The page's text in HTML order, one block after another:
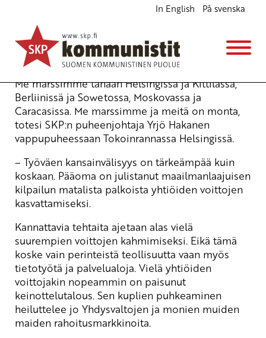
In English På svenska
Työväen ja nuorison vappujuhlassa
Ajankohtaista
14.5.2008 - 11:10
Yrjö Hakanen
Me marssimme tänään Helsingissä ja Kittilässä,
Berliinissä ja Sowetossa, Moskovassa ja
Caracasissa. Me marssimme ja meitä on monta,
totesi SKP:n puheenjohtaja Yrjö Hakanen
vappupuheessaan Tokoinrannassa Helsingissä.
– Työväen kansainvälisyys on tärkeämpää kuin
koskaan. Pääoma on julistanut maailmanlaajuisen
kilpailun matalista palkoista yhtiöiden voittojen
kasvattamiseksi.
Kannattavia tehtaita ajetaan alas vielä
suurempien voittojen kahmimiseksi. Eikä tämä
koske vain perinteistä teollisuutta vaan myös
tietotyötä ja palvelualoja. Vielä yhtiöiden
voittojakin nopeammin on paisunut
keinottelutalous. Sen kuplien puhkeaminen
heiluttelee jo Yhdysvaltojen ja monien muiden
maiden rahoitusmarkkinoita.